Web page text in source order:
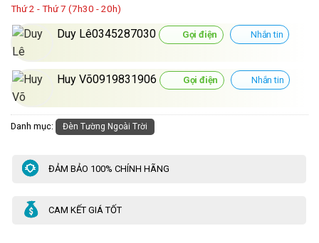
Thứ 2 - Thứ 7 (7h30 - 20h)
Duy Lê0345287030 Gọi điện Nhắn tin
Huy Võ0919831906 Gọi điện Nhắn tin
Danh mục: Đèn Tường Ngoài Trời
ĐẢM BẢO 100% CHÍNH HÃNG
CAM KẾT GIÁ TỐT